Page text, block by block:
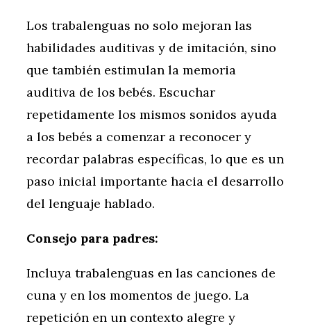
Los trabalenguas no solo mejoran las
habilidades auditivas y de imitación, sino
que también estimulan la memoria
auditiva de los bebés. Escuchar
repetidamente los mismos sonidos ayuda
a los bebés a comenzar a reconocer y
recordar palabras específicas, lo que es un
paso inicial importante hacia el desarrollo
del lenguaje hablado.
Consejo para padres:
Incluya trabalenguas en las canciones de
cuna y en los momentos de juego. La
repetición en un contexto alegre y